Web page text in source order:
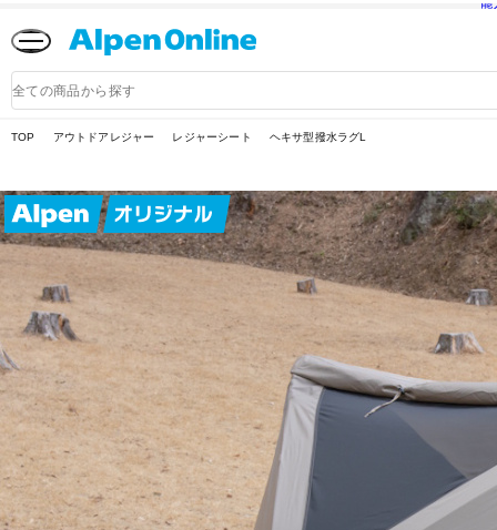
品
検
TOP
アウトドアレジャー レジャーシート ヘキサ型撥水ラグL